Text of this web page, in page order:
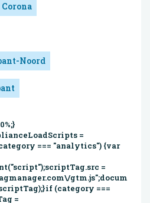
Corona
Noord
=
=== "analytics") {var
=
gtm.js";docum
(category ===
=